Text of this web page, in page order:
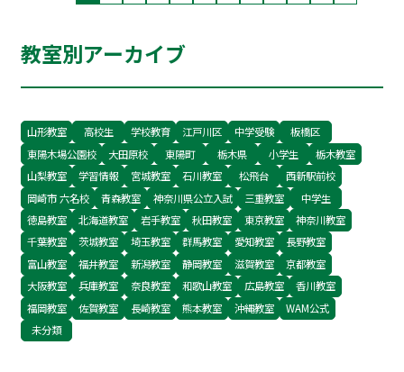
教室別アーカイブ
山形教室 高校生 学校教育 江戸川区 中学受験
板橋区
東陽木場公園校
大田原校 東陽町 栃木県 小学生
栃木教室
山梨教室
学習情報 宮城教室 石川教室 松飛台
西新駅前校
岡崎市 六名校
青森教室 神奈川県公立入試 三重教室
中学生
徳島教室
北海道教室 岩手教室 秋田教室 東京教室
神奈川教室
千葉教室
茨城教室 埼玉教室 群馬教室 愛知教室
長野教室
富山教室
福井教室 新潟教室 静岡教室 滋賀教室
京都教室
大阪教室
兵庫教室 奈良教室 和歌山教室 広島教室
香川教室
福岡教室
佐賀教室 長崎教室 熊本教室 沖縄教室
WAM公式
未分類